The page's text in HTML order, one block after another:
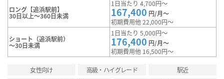
ロング【追浜駅前】
30日以上～360日未満
1日当たり 4,700円～
167,400 円/月～
初期費用他 22,000円～
ショート（追浜駅前）
～30日未満
1日当たり 5,000円～
176,400 円/月～
初期費用他 16,500円～
女性向け 高級・ハイグレード
駅近